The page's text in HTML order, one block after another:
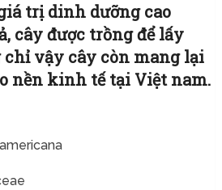
trị dinh dưỡng cao
cây được trồng để lấy
vậy cây còn mang lại
nền kinh tế tại Việt nam.